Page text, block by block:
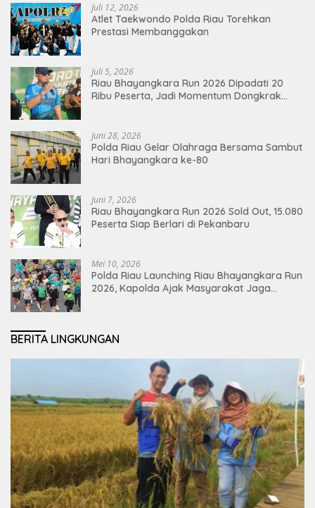
Juli 12, 2026
Atlet Taekwondo Polda Riau Torehkan
Prestasi Membanggakan
Juli 5, 2026
Riau Bhayangkara Run 2026 Dipadati 20
Ribu Peserta, Jadi Momentum Dongkrak
Juni 28, 2026
Polda Riau Gelar Olahraga Bersama Sambut
Hari Bhayangkara ke-80
Juni 7, 2026
Riau Bhayangkara Run 2026 Sold Out, 15.080
Peserta Siap Berlari di Pekanbaru
Mei 10, 2026
Polda Riau Launching Riau Bhayangkara Run
2026, Kapolda Ajak Masyarakat Jaga
BERITA LINGKUNGAN